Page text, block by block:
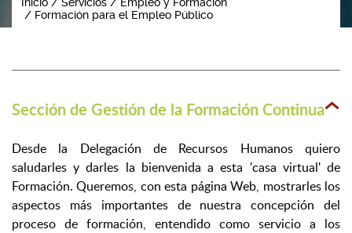
Formación para el Empleo Público
Sección de Gestión de la Formación Continua
Desde la Delegación de Recursos Humanos quiero
saludarles y darles la bienvenida a esta 'casa virtual' de
Formación. Queremos, con esta página Web, mostrarles los
aspectos más importantes de nuestra concepción del
proceso de formación, entendido como servicio a los